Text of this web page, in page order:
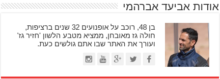
אודות אביעד אברהמי
בן 48, רוכב על אופנועים 32 שנים ברציפות,
חולה גז מאובחן, ממציא מטבע הלשון 'חזיר גז'
ועורך את האתר שבו אתם גולשים כעת.